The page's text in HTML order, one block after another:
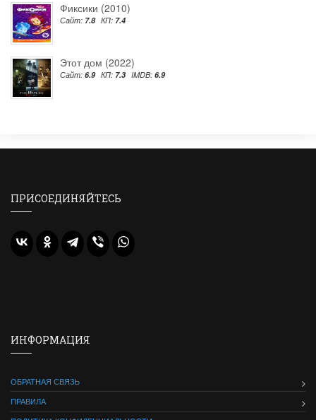
Фиксики (2010)
Сайт: 7.8 КП: 7.4
Этот дом (2022)
Сайт: 6.9 КП: 7.3 IMDB: 6.9
ПРИСОЕДИНЯЙТЕСЬ
ИНФОРМАЦИЯ
ОБРАТНАЯ СВЯЗЬ
ПРАВИЛА